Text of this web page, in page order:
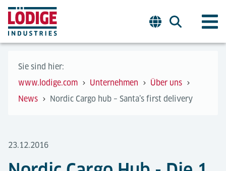
Sie sind hier:
www.lodige.com
Unternehmen
Über uns
News
Nordic Cargo hub – Santa’s first delivery
23.12.2016